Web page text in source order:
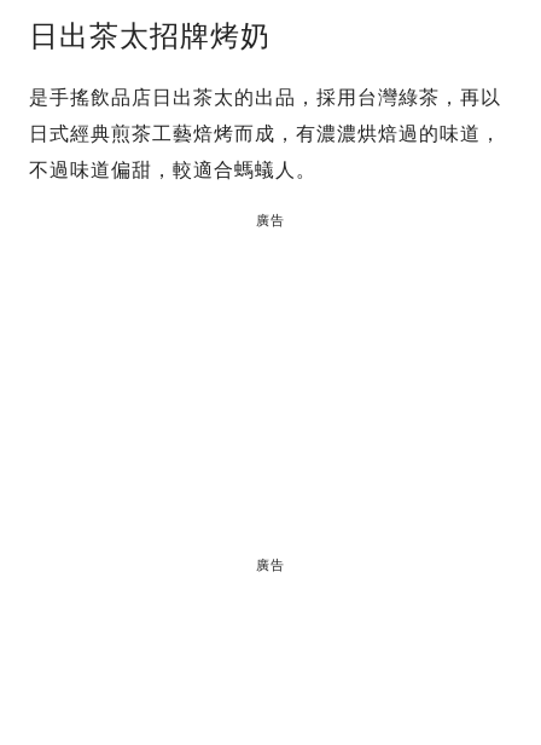
日出茶太招牌烤奶
是手搖飲品店日出茶太的出品，採用台灣綠茶，再以
日式經典煎茶工藝焙烤而成，有濃濃烘焙過的味道，
不過味道偏甜，較適合螞蟻人。
廣告
廣告